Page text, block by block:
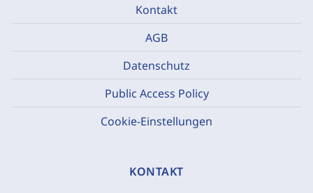
Kontakt
AGB
Datenschutz
Public Access Policy
Cookie-Einstellungen
KONTAKT